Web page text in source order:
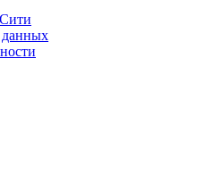
данных